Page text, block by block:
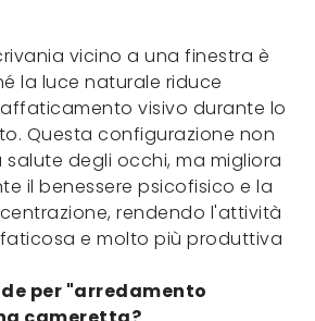
vicino a una finestra è
la luce naturale riduce
visivo durante lo
Questa configurazione non
degli occhi, ma migliora
il benessere psicofisico e la
rendendo l'attività
e molto più produttiva
per "arredamento